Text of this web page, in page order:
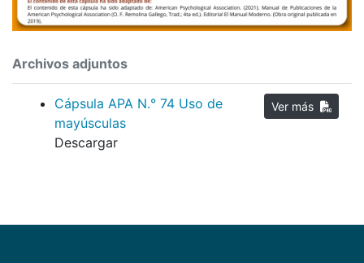
Archivos adjuntos
Cápsula APA N.° 74 Uso de
mayúsculas
Descargar